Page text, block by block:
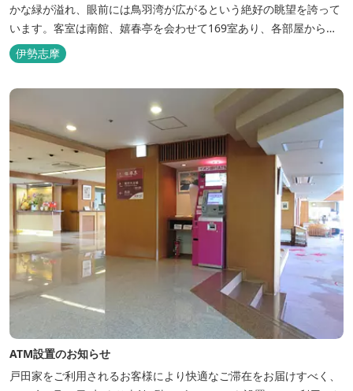
かな緑が溢れ、眼前には鳥羽湾が広がるという絶好の眺望を誇って
います。客室は南館、嬉春亭を会わせて169室あり、各部屋からの
景観の美しさも格別。伊勢湾で揚がった海の幸を使った会席料理も
自慢です。 旅の疲れを癒すには、男女あわせて13湯と足湯2湯の
伊勢志摩
ATM設置のお知らせ
戸田家をご利用されるお客様により快適なご滞在をお届けすべく、